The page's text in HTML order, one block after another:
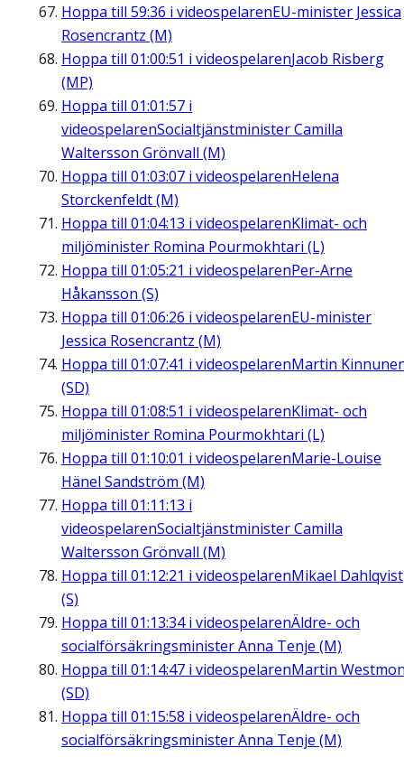
Hoppa till 59:36 i videospelarenEU-minister Jessica
Rosencrantz (M)
Hoppa till 01:00:51 i videospelarenJacob Risberg
(MP)
Hoppa till 01:01:57 i
videospelarenSocialtjänstminister Camilla
Waltersson Grönvall (M)
Hoppa till 01:03:07 i videospelarenHelena
Storckenfeldt (M)
Hoppa till 01:04:13 i videospelarenKlimat- och
miljöminister Romina Pourmokhtari (L)
Hoppa till 01:05:21 i videospelarenPer-Arne
Håkansson (S)
Hoppa till 01:06:26 i videospelarenEU-minister
Jessica Rosencrantz (M)
Hoppa till 01:07:41 i videospelarenMartin
(SD)
Hoppa till 01:08:51 i videospelarenKlimat- och
miljöminister Romina Pourmokhtari (L)
Hoppa till 01:10:01 i videospelarenMarie-Louise
Hänel Sandström (M)
Hoppa till 01:11:13 i
videospelarenSocialtjänstminister Camilla
Waltersson Grönvall (M)
Hoppa till 01:12:21 i videospelarenMikael Dahlqvist
(S)
Hoppa till 01:13:34i videospelarenÄldre- och
socialförsäkringsminister Anna Tenje (M)
Hoppa till 01:14:47 i videospelarenMartin
(SD)
Hoppa till 01:15:58 i videospelarenÄldre- och
socialförsäkringsminister Anna Tenje (M)